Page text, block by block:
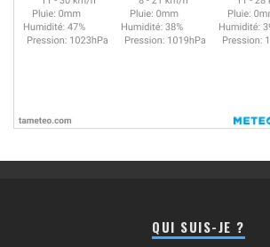
QUI SUIS-JE ?